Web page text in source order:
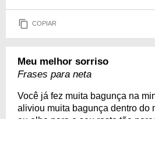
COPIAR
Meu melhor sorriso
Frases para neta
Você já fez muita bagunça na
aliviou muita bagunça dentro do
eu olho para o seu rosto tão